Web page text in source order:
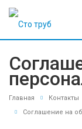
Главная
Контакты
Соглашение на